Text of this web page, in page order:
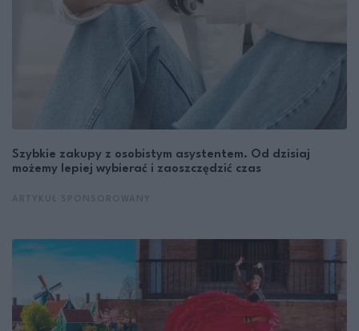
Szybkie zakupy z osobistym asystentem. Od dzisiaj
możemy lepiej wybierać i zaoszczędzić czas